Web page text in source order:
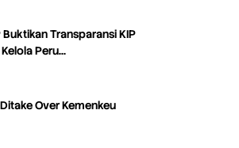
Buktikan Transparansi KIP
Peru…
Over Kemenkeu